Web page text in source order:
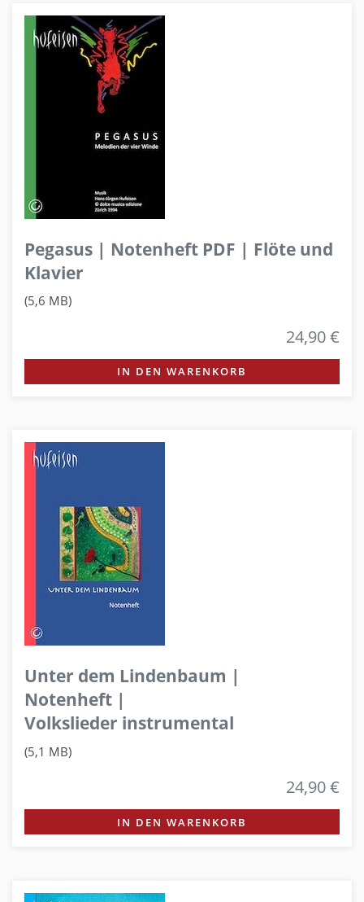
Pegasus | Notenheft PDF | Flöte und
Klavier
(5,6 MB)
24,90 €
IN DEN WARENKORB
Unter dem Lindenbaum |
Notenheft |
Volkslieder instrumental
(5,1 MB)
24,90 €
IN DEN WARENKORB